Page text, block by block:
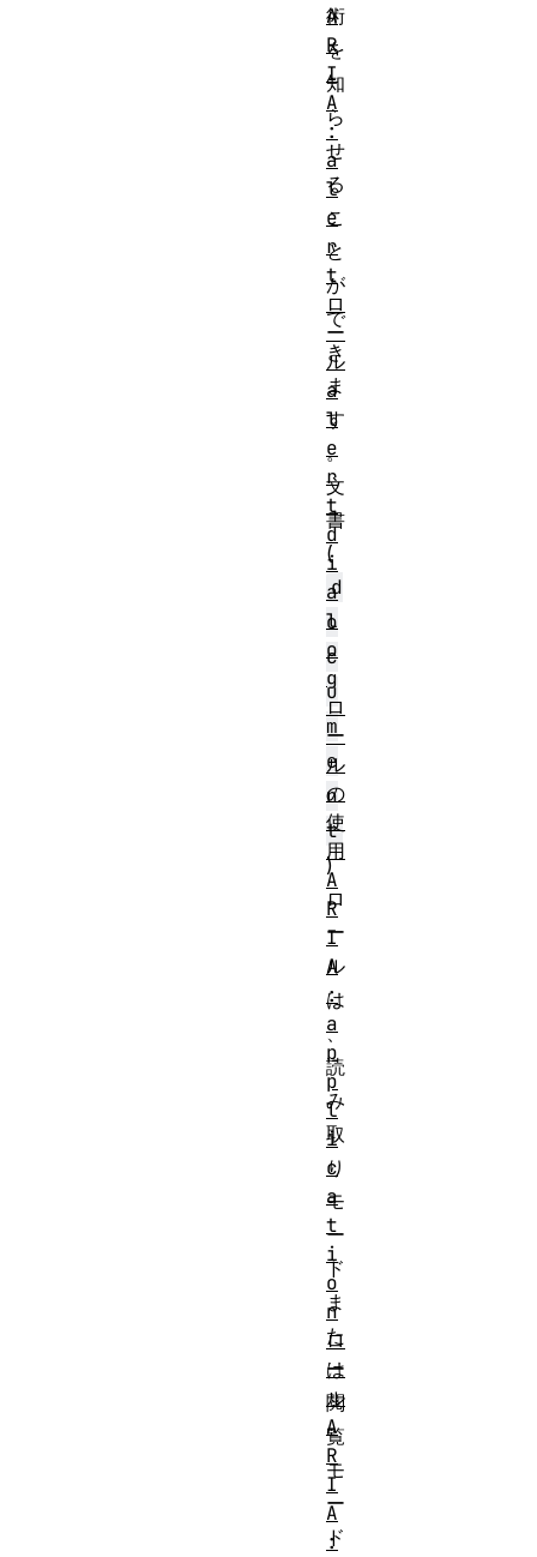
術
を
知
ら
せ
る
こ
と
が
で
き
ま
す
。
文
書
(
d
o
c
u
m
e
n
t
)
ロ
ー
ル
は
、
読
み
取
り
モ
ー
ド
ま
た
は
閲
覧
モ
ー
ド
A
R
I
A
:
a
l
e
r
t
ロ
ー
ル
a
l
e
r
t
d
i
a
l
o
g
ロ
ー
ル
の
使
用
A
R
I
A
:
a
p
p
l
i
c
a
t
i
o
n
ロ
ー
ル
A
R
I
A
: